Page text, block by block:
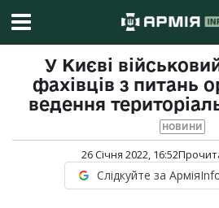
У Києві
фахівців з питань
ведення
НОВИНИ
26 Січня 2022, 16:52
Слідкуйте за